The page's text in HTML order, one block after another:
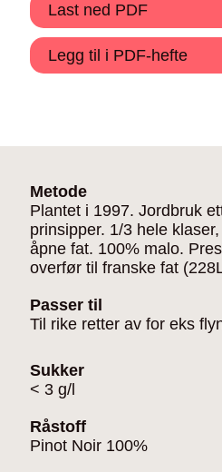
Last ned PDF
Legg til i PDF-hefte
Metode
Plantet i 1997. Jordbruk
prinsipper. 1/3 hele
åpne fat. 100% malo.
overfør til franske fat
Passer til
Til rike retter av for eks
Sukker
< 3 g/l
Råstoff
Pinot Noir 100%